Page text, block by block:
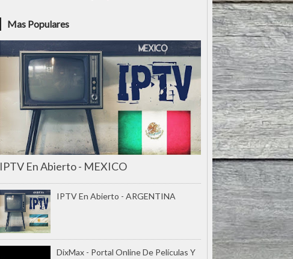
Mas Populares
IPTV En Abierto - MEXICO
IPTV En Abierto - ARGENTINA
DixMax - Portal Online De Películas Y